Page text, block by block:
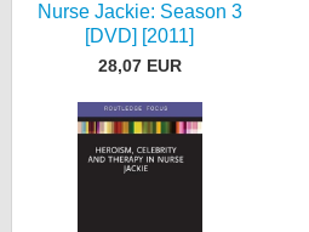
Nurse Jackie: Season 3
[DVD] [2011]
28,07 EUR